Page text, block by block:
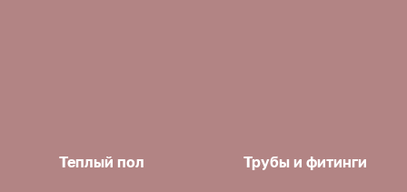
Теплый пол Трубы и фитинги